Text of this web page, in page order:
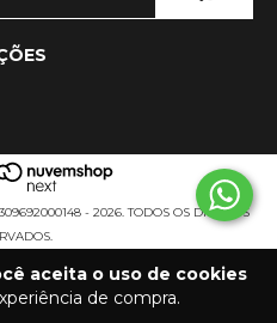
aceita o uso de cookies
de compra.
- 2026. TODOS OS DIREITOS